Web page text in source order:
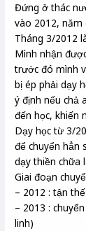
Đứng ở thác
vào 2012, năm
Tháng 3/2012
Mình nhận
trước đó mình
bị ép phải dạy
ý định nếu chả
đến học, khiến
Dạy học từ 3/
để chuyển hẳn
dạy thiền chữa
Giai đoạn
– 2012 : tận
– 2013 :
linh)